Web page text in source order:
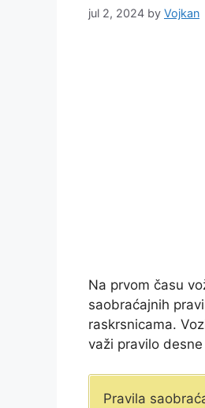
jul 2, 2024 by Vojkan
Na prvom času
saobraćajnih
raskrsnicama.
važi pravilo
Pravila